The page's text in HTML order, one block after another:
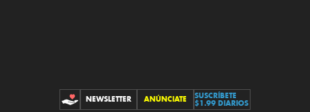
CONTRIBUCIONES
NEWSLETTER ANÚNCIATE
SUSCRÍBETE
$1.99 DIARIOS